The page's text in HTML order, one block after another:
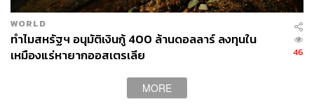
หมายเหตุ : ใช้อัตราแลกเปลี่ยน 1 ดอลลาร์สหรัฐ เท่ากับ
32.61 บาท และ 1 หยวนเท่ากับ 4.59 บาท ณ วันที่ 28 ตุลาคม
2568
Black_Kira / Shutterstock
WORLD
ทำไมสหรัฐฯ อนุมัติเงินกู้ 400 ล้านดอลลาร์ ลงทุนใน
เหมืองแร่หายากออสเตรเลีย
46
MORE